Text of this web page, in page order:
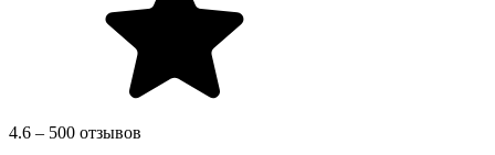
4.6 – 500 отзывов